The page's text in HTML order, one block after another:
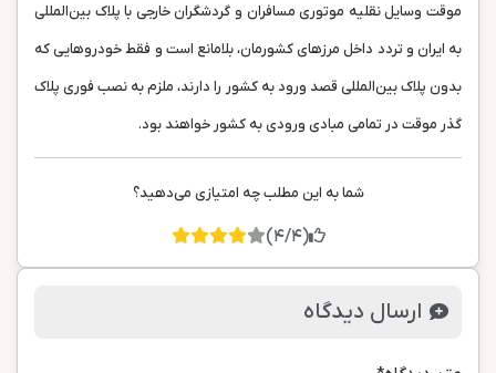
موقت وسایل نقلیه موتوری مسافران و گردشگران خارجی با پلاک بین‌المللی
به ایران و تردد داخل مرزهای کشورمان، بلامانع است و فقط خودروهایی‏ که
بدون پلاک بین‏‌المللی قصد ورود به‏ کشور را دارند، ملزم به نصب فوری پلاک
گذر موقت در تمامی مبادی ورودی به کشور خواهند بود.
شما به این مطلب چه امتیازی می‌دهید؟
(4/4)
ارسال دیدگاه